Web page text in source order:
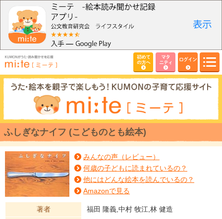
初めて
の方へ
マタ
ニティ
ログイン
ふしぎなナイフ (こどものとも絵本)
みんなの声（レビュー）
何歳の子どもに読まれているの？
他にはどんな絵本を読んでいるの？
Amazonで見る
著者
福田 隆義,中村 牧江,林 健造